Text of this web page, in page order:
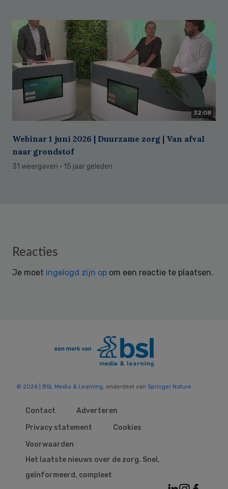
32:08
Webinar 1 juni 2026 | Duurzame zorg | Van afval
naar grondstof
31 weergaven · 15 jaar geleden
Reader
Reacties
Je moet ingelogd zijn op om een reactie te plaatsen.
© 2026 | BSL Media & Learning, onderdeel van Springer Nature
Contact
Adverteren
Privacy statement
Cookies
Voorwaarden
Het laatste nieuws over de zorg. Snel,
geïnformeerd, compleet